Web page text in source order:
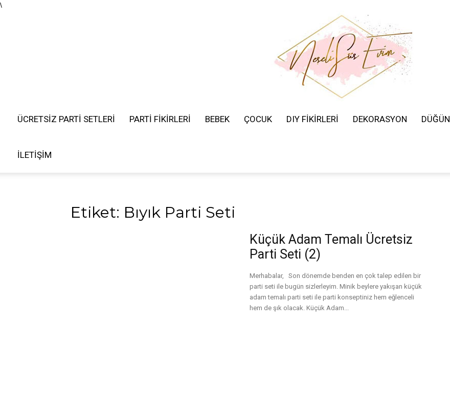
\
ÜCRETSIZ PARTI SETLERI PARTİ FİKİRLERİ BEBEK ÇOCUK DIY FİKİRLERİ DEKORASYON DÜĞÜN
İLETIŞIM
Etiket: Bıyık Parti Seti
Küçük Adam Temalı Ücretsiz
Parti Seti (2)
Merhabalar, Son dönemde benden en çok talep edilen bir
parti seti ile bugün sizlerleyim. Minik beylere yakışan küçük
adam temalı parti seti ile parti konseptiniz hem eğlenceli
hem de şık olacak. Küçük Adam...